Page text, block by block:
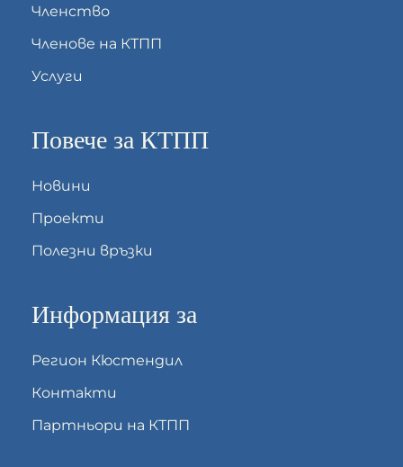
Членство
Членове на КТПП
Услуги
Повече за КТПП
Новини
Проекти
Полезни връзки
Информация за
Регион Кюстендил
Контакти
Партньори на КТПП